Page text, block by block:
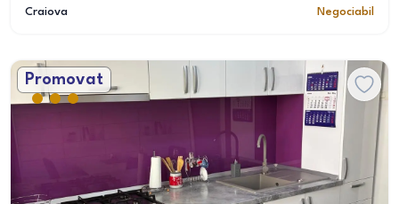
Craiova
Negociabil
Promovat